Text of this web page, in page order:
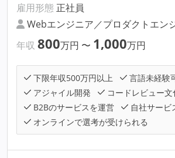
雇用形態 正社員
Webエンジニア／プロダクトエン
年収 800万円 〜 1,000万円
下限年収500万円以上
言語未経験
アジャイル開発
コードレビュー文
B2Bのサービスを運営
自社サービ
オンラインで選考が受けられる